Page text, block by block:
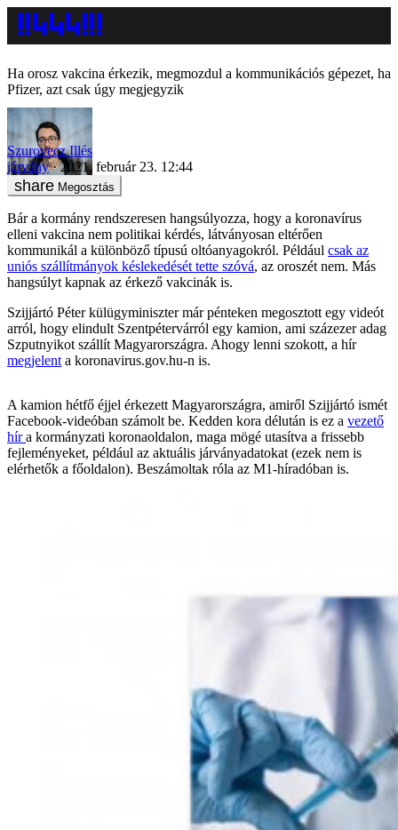
Ha orosz vakcina érkezik, megmozdul a kommunikációs gépezet, ha
Pfizer, azt csak úgy megjegyzik
Szurovecz Illés
járvány
2021. február 23. 12:44
Megosztás
Bár a kormány rendszeresen hangsúlyozza, hogy a koronavírus
elleni vakcina nem politikai kérdés, látványosan eltérően
kommunikál a különböző típusú oltóanyagokról. Például csak az
uniós szállítmányok késlekedését tette szóvá, az oroszét nem. Más
hangsúlyt kapnak az érkező vakcinák is.
Szijjártó Péter külügyminiszter már pénteken megosztott egy videót
arról, hogy elindult Szentpétervárról egy kamion, ami százezer adag
Szputnyikot szállít Magyarországra. Ahogy lenni szokott, a hír
megjelent a koronavirus.gov.hu-n is.
A kamion hétfő éjjel érkezett Magyarországra, amiről Szijjártó ismét
Facebook-videóban számolt be. Kedden kora délután is ez a vezető
híra kormányzati koronaoldalon, maga mögé utasítva a frissebb
fejleményeket, például az aktuális járványadatokat (ezek nem is
elérhetők a főoldalon). Beszámoltak róla az M1-híradóban is.